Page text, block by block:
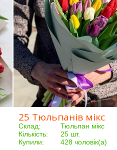
25 Тюльпанів мікс
Склад:
Тюльпан мікс
Кількість:
25 шт.
Купили:
428 чоловік(а)